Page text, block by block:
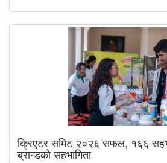
क्रिएटर समिट २०२६ सफल, १६६
ब्रान्डको सहभागिता